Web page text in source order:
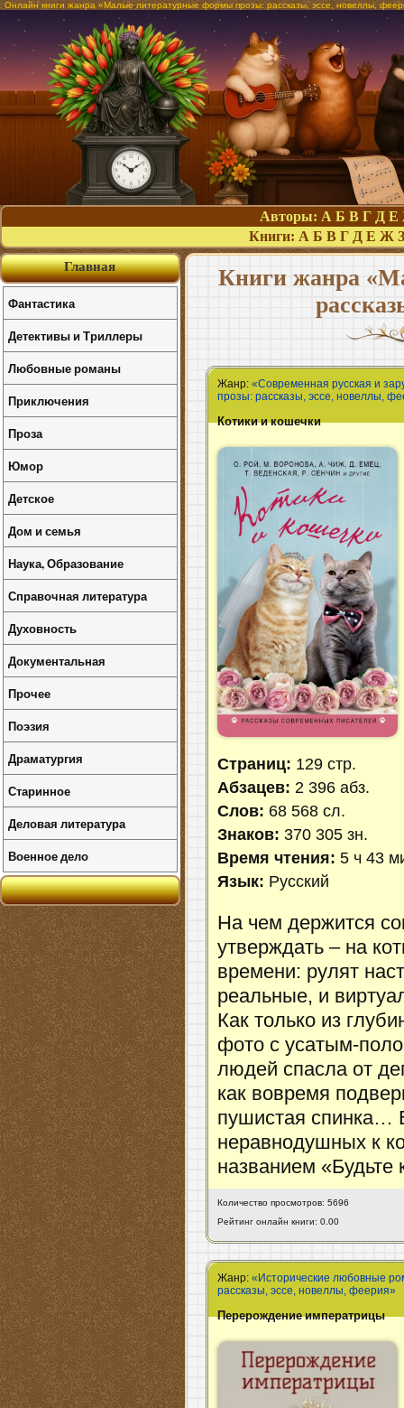
Онлайн книги жанра «Малые литературные формы прозы: рассказы, эссе, новеллы,
Авторы: А Б В Г Д Е
Книги: А Б В Г Д Е Ж З
Книги жанра
Жанр:«Современная русская и
прозы: рассказы, эссе, новеллы,
Котики и кошечки
Страниц: 129 стр.
Абзацев: 2 396 абз.
Слов: 68 568 сл.
Знаков: 370 305 зн.
Время чтения:5 ч 43
Язык: Русский
На чем держится
утверждать – на
времени: рулят
реальные, и
Как только из
фото с усатым-
людей спасла от
как вовремя
пушистая спинка…
неравнодушных к
названием «Будьте
Количество просмотров: 5696
Рейтинг онлайн книги: 0.00
Жанр:«Исторические любовные
рассказы, эссе, новеллы, феерия»
Перерождение императрицы
Главная
Фантастика
Детективы и Триллеры
Любовные романы
Приключения
Проза
Юмор
Детское
Дом и семья
Наука, Образование
Справочная литература
Духовность
Документальная
Прочее
Поэзия
Драматургия
Старинное
Деловая литература
Военное дело